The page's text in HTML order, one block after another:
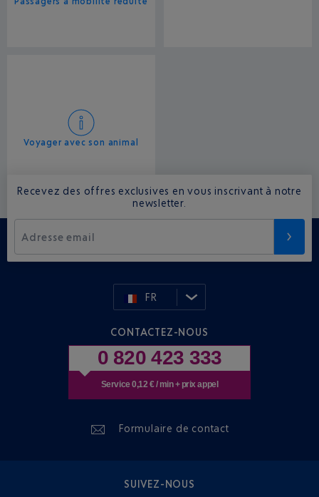
Voyager avec son animal
Recevez des offres exclusives en vous inscrivant à notre
newsletter.
Adresse email
FR
CONTACTEZ-NOUS
0 820 423 333
Service 0,12 € / min + prix appel
Formulaire de contact
SUIVEZ-NOUS